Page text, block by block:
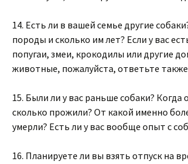
14. Есть ли в вашей семье другие
породы и сколько им лет? Если у вас
попугаи, змеи, крокодилы или другие
животные, пожалуйста, ответьте
15. Были ли у вас раньше собаки? Когда
сколько прожили? От какой именно
умерли? Есть ли у вас вообще опыт с
16. Планируете ли вы взять отпуск на